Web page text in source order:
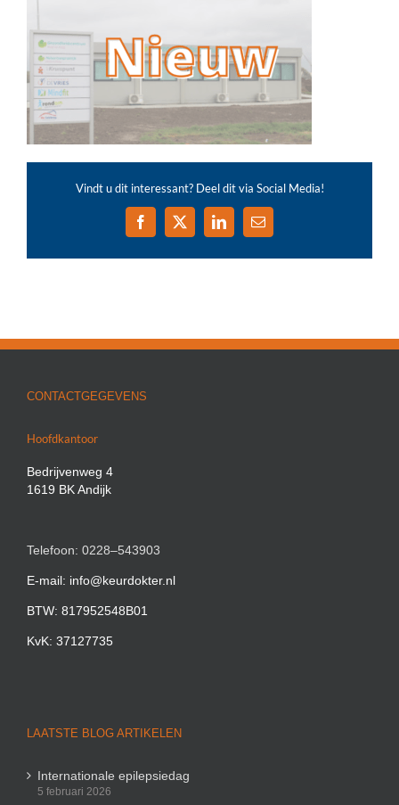
Vindt u dit interessant? Deel dit via Social Media!
Facebook
X LinkedIn
E-
CONTACTGEGEVENS
Hoofdkantoor
Bedrijvenweg 4
1619 BK Andijk
Telefoon: 0228–543903
E-mail: info@keurdokter.nl
BTW: 817952548B01
KvK: 37127735
LAATSTE BLOG ARTIKELEN
Internationale epilepsiedag
5 februari 2026